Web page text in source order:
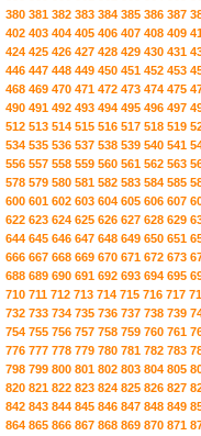
380 381 382 383 384 385 386 387
402 403 404 405 406 407 408 409
424 425 426 427 428 429 430 431
446 447 448 449 450 451 452 453
468 469 470 471 472 473 474 475
490 491 492 493 494 495 496 497
512 513 514 515 516 517 518 519
534 535 536 537 538 539 540 541
556 557 558 559 560 561 562 563
578 579 580 581 582 583 584 585
600 601 602 603 604 605 606 607
622 623 624 625 626 627 628 629
644 645 646 647 648 649 650 651
666 667 668 669 670 671 672 673
688 689 690 691 692 693 694 695
710 711 712 713 714 715 716 717
732 733 734 735 736 737 738 739
754 755 756 757 758 759 760 761
776 777 778 779 780 781 782 783
798 799 800 801 802 803 804 805
820 821 822 823 824 825 826 827
842 843 844 845 846 847 848 849
864 865 866 867 868 869 870 871